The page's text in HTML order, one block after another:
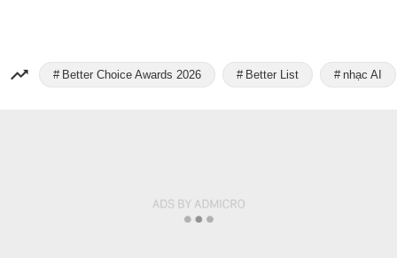
Better Choice Awards 2026 Better List nhạc AI